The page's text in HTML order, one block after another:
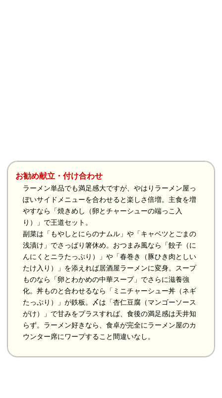
お勧め献立・付け合わせ
ラーメン単品でも満足感大ですが、やはりラーメン屋っ
ぽいサイドメニューを合わせると楽しさ倍増。主食を増
やすなら「焼きめし（卵とチャーシューの端っこ入
り）」で王道セット。
副菜は「もやしとにらのナムル」や「キャベツとごまの
浅漬け」でさっぱり箸休め。おつまみ風なら「餃子（に
んにくとニラたっぷり）」や「春巻き（豚ひき肉としい
たけ入り）」を添えれば居酒屋ラーメンに変身。スープ
ものなら「卵とわかめの中華スープ」でさらに滋養強
化。丼ものと合わせるなら「ミニチャーシュー丼（ネギ
たっぷり）」が鉄板。〆は「杏仁豆腐（マンゴーソース
がけ）」で甘みをプラスすれば、食後の満足感は天井知
らず。ラーメン好きなら、食卓が完全にラーメン屋のカ
ウンター席にワープすること間違いなし。